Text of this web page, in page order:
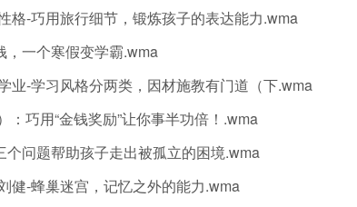
格-巧用旅行细节，锻炼孩子的表达能力.wma
，一个寒假变学霸.wma
业-学习风格分两类，因材施教有门道（下.wma
：巧用“金钱奖励”让你事半功倍！.wma
个问题帮助孩子走出被孤立的困境.wma
健-蜂巢迷宫，记忆之外的能力.wma